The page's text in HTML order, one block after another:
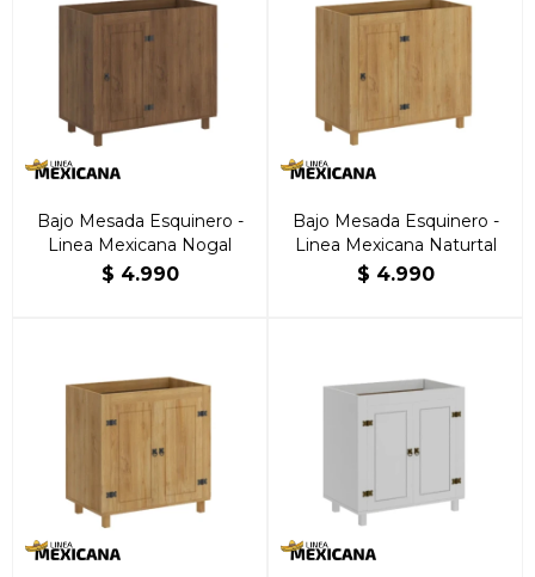
Bajo Mesada Esquinero -
Linea Mexicana Nogal
$ 4.990
Bajo Mesada Esquinero -
Linea Mexicana Naturtal
$ 4.990